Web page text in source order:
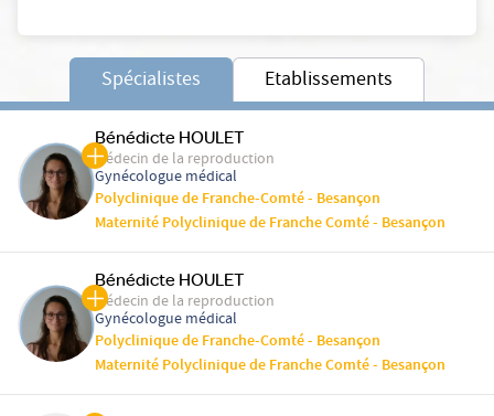
Spécialistes Etablissements
Bénédicte HOULET
Médecin de la reproduction
Gynécologue médical
Polyclinique de Franche-Comté - Besançon
Maternité Polyclinique de Franche Comté - Besançon
Bénédicte HOULET
Médecin de la reproduction
Gynécologue médical
Polyclinique de Franche-Comté - Besançon
Maternité Polyclinique de Franche Comté - Besançon